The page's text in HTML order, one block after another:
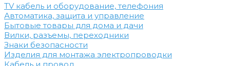
TV кабель и оборудование, телефония
Автоматика, защита и управление
Бытовые товары для дома и дачи
Вилки, разъемы, переходники
Знаки безопасности
Изделия для монтажа электропроводки